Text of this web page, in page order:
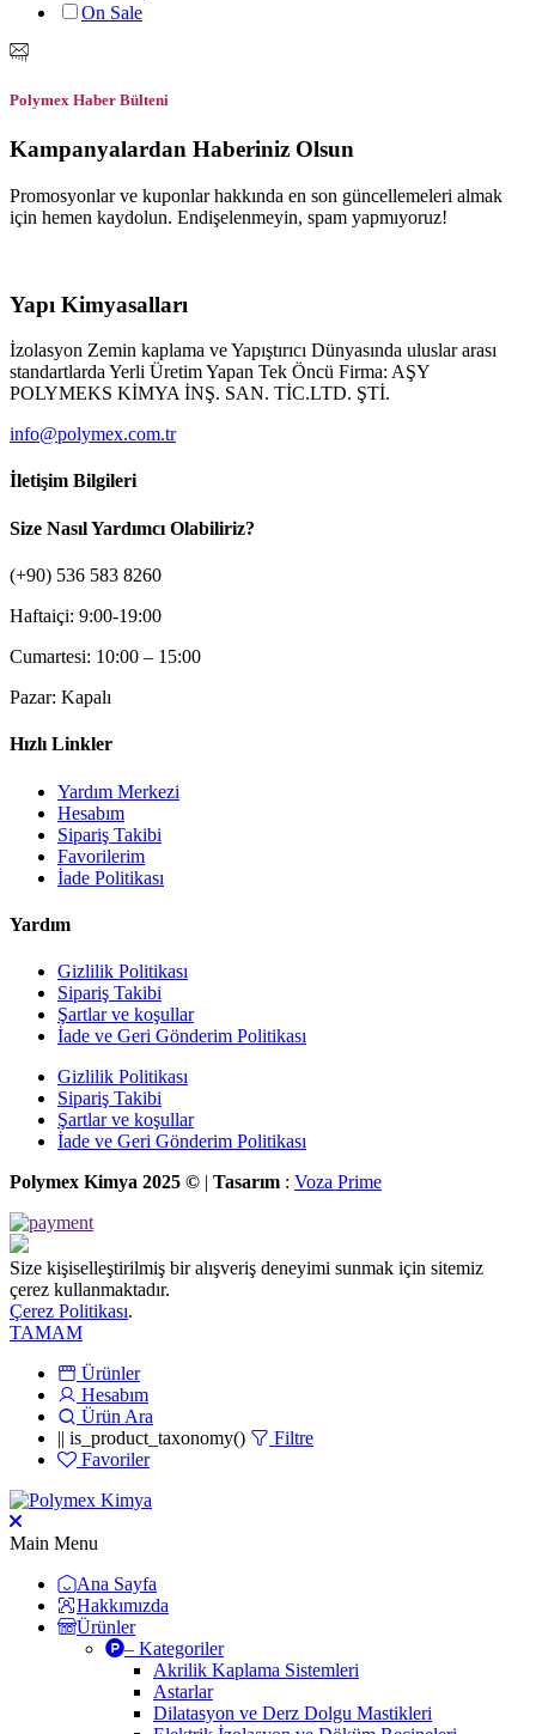
On Sale
Polymex Haber Bülteni
Kampanyalardan Haberiniz Olsun
Promosyonlar ve kuponlar hakkında en son güncellemeleri almak
için hemen kaydolun. Endişelenmeyin, spam yapmıyoruz!
Yapı Kimyasalları
İzolasyon Zemin kaplama ve Yapıştırıcı Dünyasında uluslar arası
standartlarda Yerli Üretim Yapan Tek Öncü Firma: AŞY
POLYMEKS KİMYA İNŞ. SAN. TİC.LTD. ŞTİ.
info@polymex.com.tr
İletişim Bilgileri
Size Nasıl Yardımcı Olabiliriz?
(+90) 536 583 8260
Haftaiçi: 9:00-19:00
Cumartesi: 10:00 – 15:00
Pazar: Kapalı
Hızlı Linkler
Yardım Merkezi
Hesabım
Sipariş Takibi
Favorilerim
İade Politikası
Yardım
Gizlilik Politikası
Sipariş Takibi
Şartlar ve koşullar
İade ve Geri Gönderim Politikası
Gizlilik Politikası
Sipariş Takibi
Şartlar ve koşullar
İade ve Geri Gönderim Politikası
Polymex Kimya 2025 © | Tasarım : Voza Prime
Size kişiselleştirilmiş bir alışveriş deneyimi sunmak için sitemiz
çerez kullanmaktadır.
Çerez Politikası.
TAMAM
Ürünler
Hesabım
Ürün Ara
|| is_product_taxonomy()
Filtre
Favoriler
Main Menu
Ana Sayfa
Hakkımızda
Ürünler
– Kategoriler
Akrilik Kaplama Sistemleri
Astarlar
Dilatasyon ve Derz Dolgu Mastikleri